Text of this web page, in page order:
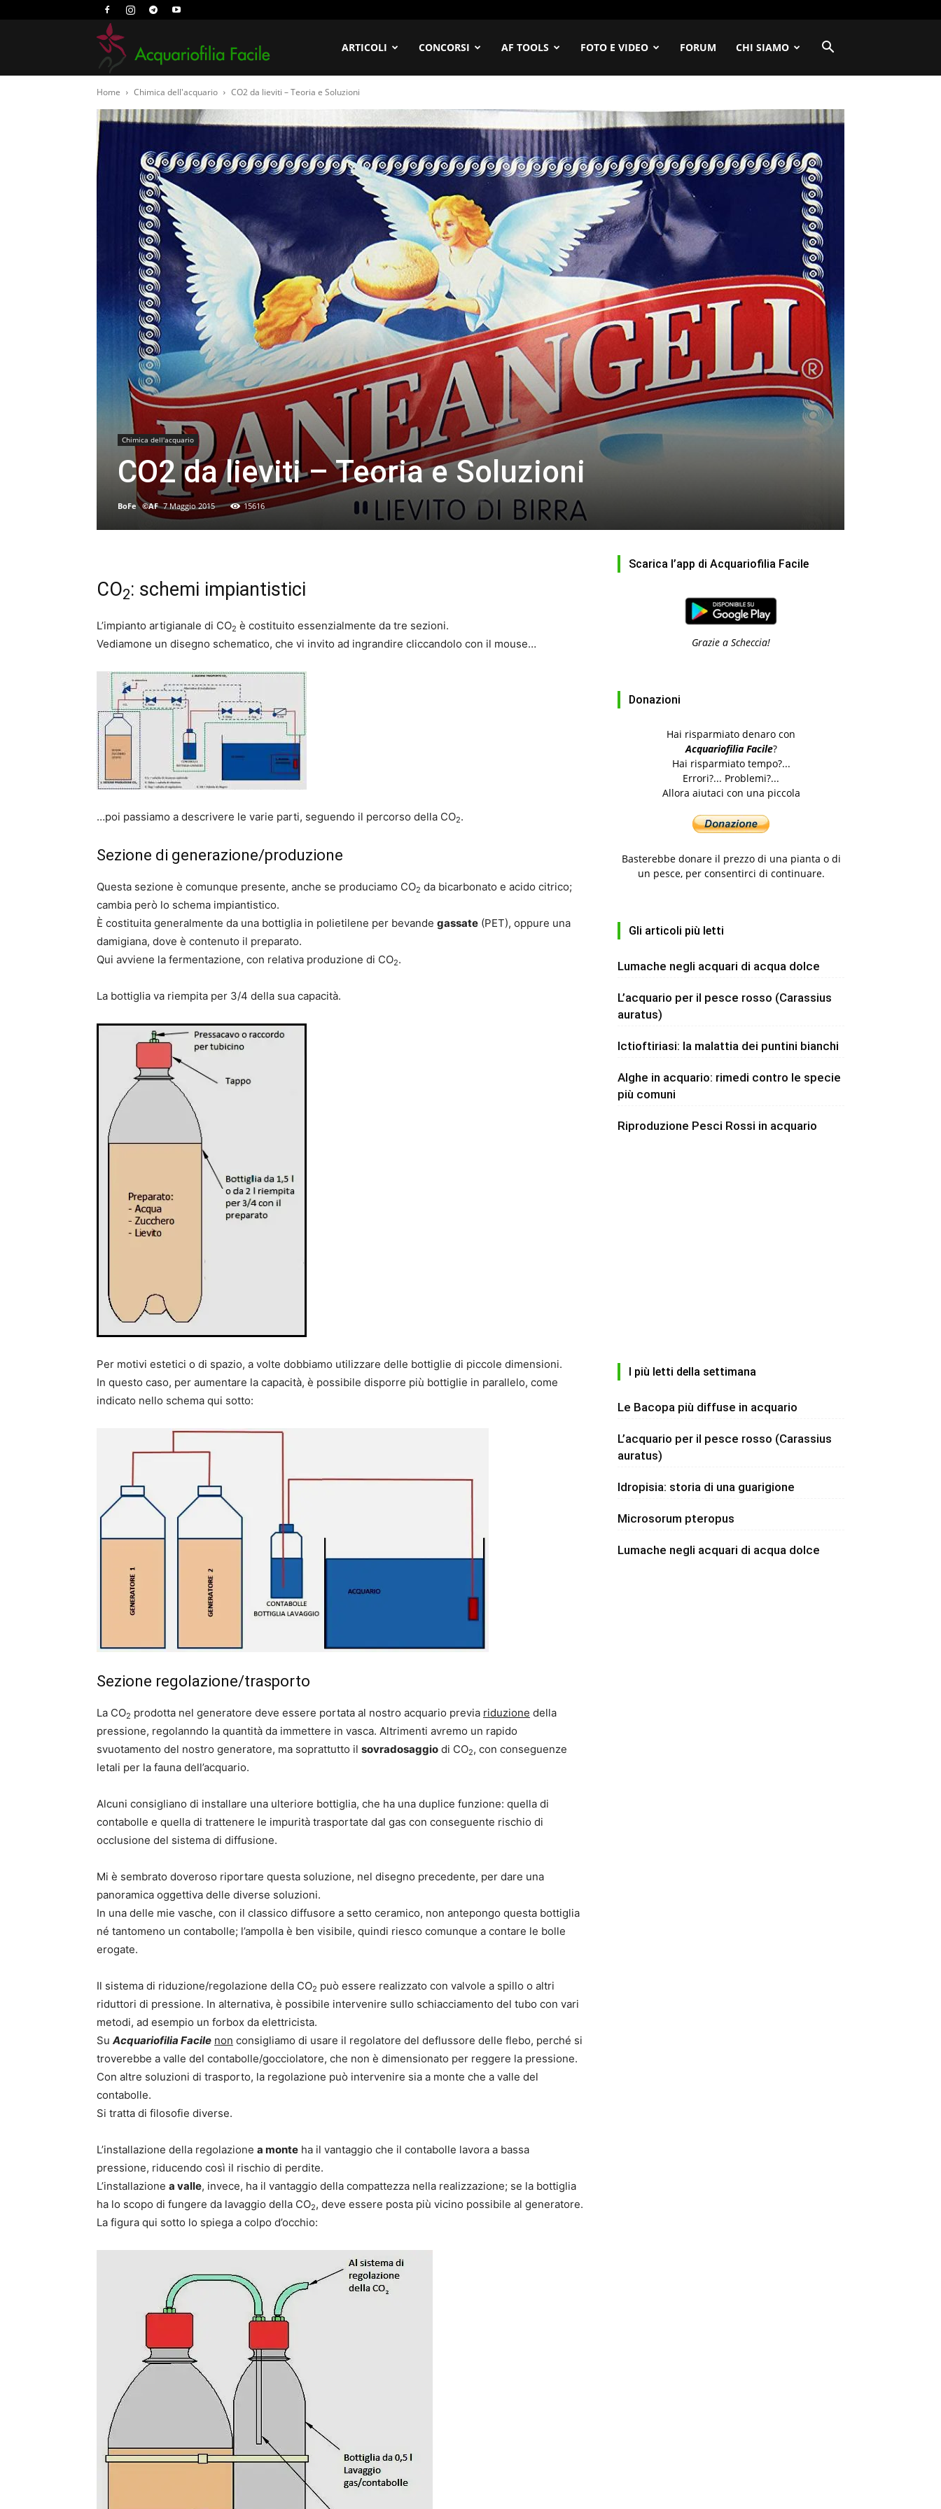
ARTICOLI CONCORSI AF TOOLS FOTO E VIDEO FORUM CHI SIAMO
Home Chimica dell'acquario CO2 da lieviti – Teoria e Soluzioni
Chimica dell'acquario
CO2 da lieviti – Teoria e Soluzioni
BoFe -©AF 7 Maggio 2015 15616
CO2: schemi impiantistici
L’impianto artigianale di CO2 è costituito essenzialmente da tre sezioni.
Vediamone un disegno schematico, che vi invito ad ingrandire cliccandolo con il mouse…
…poi passiamo a descrivere le varie parti, seguendo il percorso della CO2.
Sezione di generazione/produzione
Questa sezione è comunque presente, anche se produciamo CO2 da bicarbonato e acido citrico;
cambia però lo schema impiantistico.
È costituita generalmente da una bottiglia in polietilene per bevande gassate (PET), oppure una
damigiana, dove è contenuto il preparato.
Qui avviene la fermentazione, con relativa produzione di CO2.
La bottiglia va riempita per 3/4 della sua capacità.
Per motivi estetici o di spazio, a volte dobbiamo utilizzare delle bottiglie di piccole dimensioni.
In questo caso, per aumentare la capacità, è possibile disporre più bottiglie in parallelo, come
indicato nello schema qui sotto:
Sezione regolazione/trasporto
La CO2 prodotta nel generatore deve essere portata al nostro acquario previa riduzione della
pressione, regolanndo la quantità da immettere in vasca. Altrimenti avremo un rapido
svuotamento del nostro generatore, ma soprattutto il sovradosaggio di CO2, con conseguenze
letali per la fauna dell’acquario.
Alcuni consigliano di installare una ulteriore bottiglia, che ha una duplice funzione: quella di
contabolle e quella di trattenere le impurità trasportate dal gas con conseguente rischio di
occlusione del sistema di diffusione.
Mi è sembrato doveroso riportare questa soluzione, nel disegno precedente, per dare una
panoramica oggettiva delle diverse soluzioni.
In una delle mie vasche, con il classico diffusore a setto ceramico, non antepongo questa bottiglia
né tantomeno un contabolle; l’ampolla è ben visibile, quindi riesco comunque a contare le bolle
erogate.
Il sistema di riduzione/regolazione della CO2 può essere realizzato con valvole a spillo o altri
riduttori di pressione. In alternativa, è possibile intervenire sullo schiacciamento del tubo con vari
metodi, ad esempio un forbox da elettricista.
Su Acquariofilia Facile non consigliamo di usare il regolatore del deflussore delle flebo, perché si
troverebbe a valle del contabolle/gocciolatore, che non è dimensionato per reggere la pressione.
Con altre soluzioni di trasporto, la regolazione può intervenire sia a monte che a valle del
contabolle.
Si tratta di filosofie diverse.
L’installazione della regolazione a monte ha il vantaggio che il contabolle lavora a bassa
pressione, riducendo così il rischio di perdite.
L’installazione a valle, invece, ha il vantaggio della compattezza nella realizzazione; se la bottiglia
ha lo scopo di fungere da lavaggio della CO2, deve essere posta più vicino possibile al generatore.
La figura qui sotto lo spiega a colpo d’occhio:
Scarica l’app di Acquariofilia Facile
Grazie a Scheccia!
Donazioni
Hai risparmiato denaro con
Acquariofilia Facile?
Hai risparmiato tempo?...
Errori?... Problemi?...
Allora aiutaci con una piccola
Basterebbe donare il prezzo di una pianta o di
un pesce, per consentirci di continuare.
Gli articoli più letti
Lumache negli acquari di acqua dolce
L’acquario per il pesce rosso (Carassius
auratus)
Ictioftiriasi: la malattia dei puntini bianchi
Alghe in acquario: rimedi contro le specie
più comuni
Riproduzione Pesci Rossi in acquario
I più letti della settimana
Le Bacopa più diffuse in acquario
L’acquario per il pesce rosso (Carassius
auratus)
Idropisia: storia di una guarigione
Microsorum pteropus
Lumache negli acquari di acqua dolce